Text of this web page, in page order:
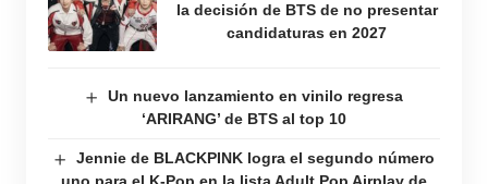
la decisión de BTS de no presentar
candidaturas en 2027
Un nuevo lanzamiento en vinilo regresa
‘ARIRANG’ de BTS al top 10
Jennie de BLACKPINK logra el segundo número